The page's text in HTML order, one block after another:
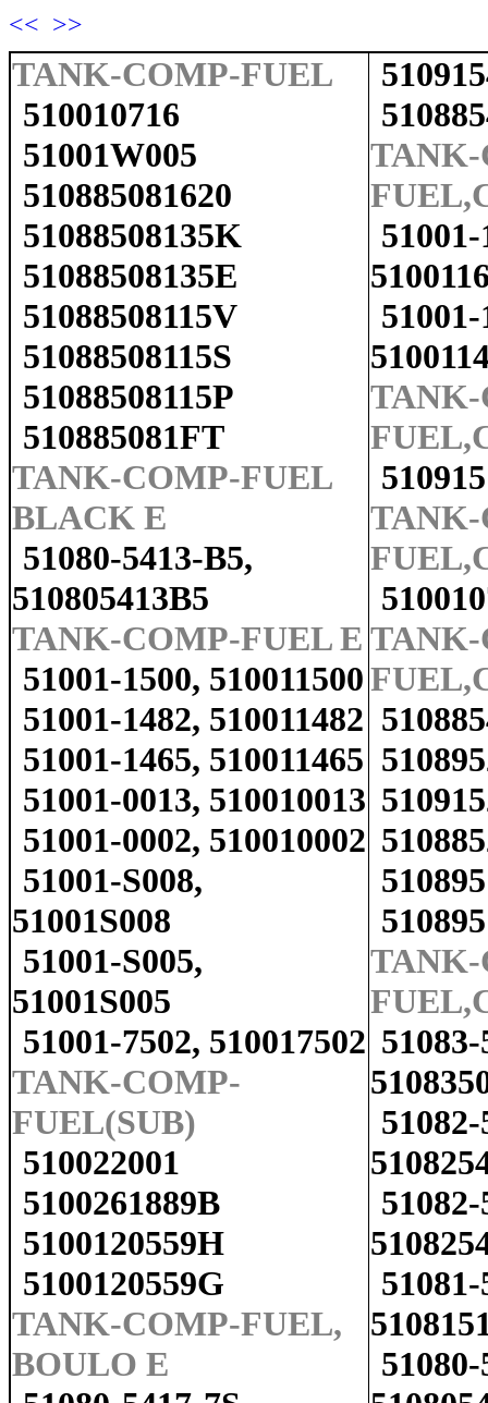
<< >>
TANK-COMP-FUEL
510010716
51001W005
510885081620
51088508135K
51088508135E
51088508115V
51088508115S
51088508115P
510885081FT
TANK-COMP-FUEL
BLACK E
51080-5413-B5,
510805413B5
TANK-COMP-FUEL E
51001-1500, 510011500
51001-1482, 510011482
51001-1465, 510011465
51001-0013, 510010013
51001-0002, 510010002
51001-S008,
51001S008
51001-S005,
51001S005
51001-7502, 510017502
TANK-COMP-
FUEL(SUB)
510022001
5100261889B
5100120559H
5100120559G
TANK-COMP-FUEL,
BOULO E